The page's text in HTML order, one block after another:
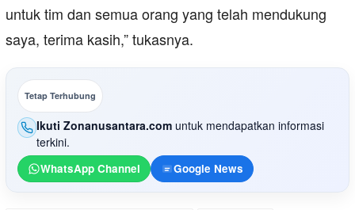
untuk tim dan semua orang yang telah mendukung
saya, terima kasih,” tukasnya.
Tetap Terhubung
Ikuti Zonanusantara.com untuk mendapatkan informasi
terkini.
WhatsApp Channel Google News